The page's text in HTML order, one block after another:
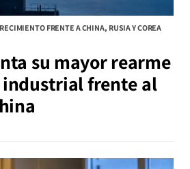
FRENTE A CHINA, RUSIA Y COREA
su mayor rearme
frente al